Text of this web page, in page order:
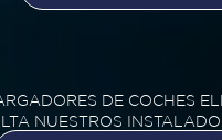
DE COCHES
NUESTROS